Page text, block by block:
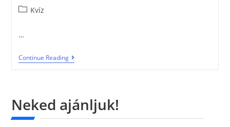
Kvíz
…
Continue Reading
Neked ajánljuk!